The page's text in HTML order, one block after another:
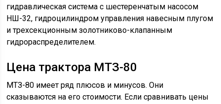
гидравлическая система с шестеренчатым насосом
НШ-32, гидроцилиндром управления навесным плугом
и трехсекционным золотниково-клапанным
гидрораспределителем.
Цена трактора МТЗ-80
МТЗ-80 имеет ряд плюсов и минусов. Они
сказываются на его стоимости. Если сравнивать цены